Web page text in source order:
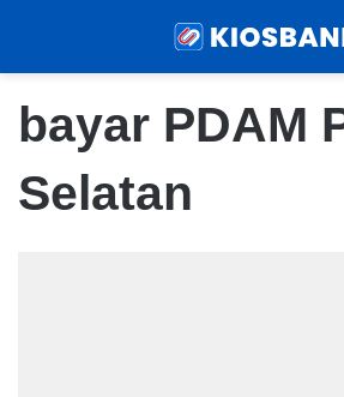
bayar PDAM
Selatan